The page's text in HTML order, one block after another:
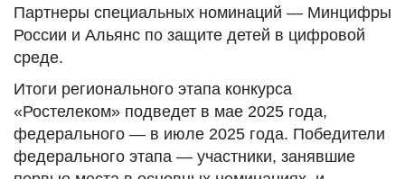
Партнеры специальных номинаций — Минцифры
России и Альянс по защите детей в цифровой
среде.
Итоги регионального этапа конкурса
«Ростелеком» подведет в мае 2025 года,
федерального — в июле 2025 года. Победители
федерального этапа — участники, занявшие